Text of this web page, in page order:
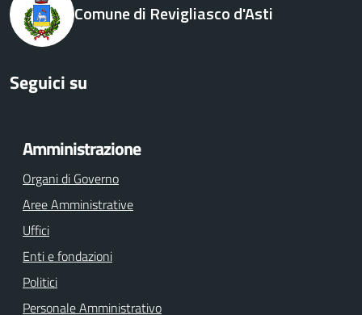
Comune di Revigliasco d'Asti
Seguici su
Amministrazione
Organi di Governo
Aree Amministrative
Uffici
Enti e fondazioni
Politici
Personale Amministrativo